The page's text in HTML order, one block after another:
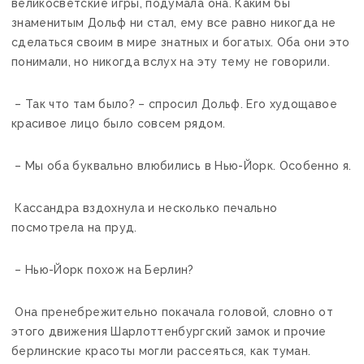
великосветские игры, подумала она. Каким бы
знаменитым Дольф ни стал, ему все равно никогда не
сделаться своим в мире знатных и богатых. Оба они это
понимали, но никогда вслух на эту тему не говорили.
– Так что там было? – спросил Дольф. Его худощавое
красивое лицо было совсем рядом.
– Мы оба буквально влюбились в Нью-Йорк. Особенно я.
Кассандра вздохнула и несколько печально
посмотрела на пруд.
– Нью-Йорк похож на Берлин?
Она пренебрежительно покачала головой, словно от
этого движения Шарлоттенбургский замок и прочие
берлинские красоты могли рассеяться, как туман.